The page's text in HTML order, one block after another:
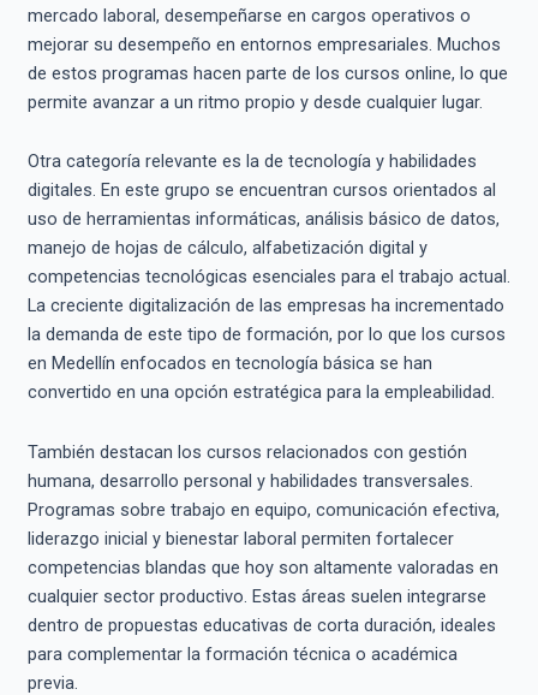
mercado laboral, desempeñarse en cargos operativos o
mejorar su desempeño en entornos empresariales. Muchos
de estos programas hacen parte de los cursos online, lo que
permite avanzar a un ritmo propio y desde cualquier lugar.
Otra categoría relevante es la de tecnología y habilidades
digitales. En este grupo se encuentran cursos orientados al
uso de herramientas informáticas, análisis básico de datos,
manejo de hojas de cálculo, alfabetización digital y
competencias tecnológicas esenciales para el trabajo actual.
La creciente digitalización de las empresas ha incrementado
la demanda de este tipo de formación, por lo que los cursos
en Medellín enfocados en tecnología básica se han
convertido en una opción estratégica para la empleabilidad.
También destacan los cursos relacionados con gestión
humana, desarrollo personal y habilidades transversales.
Programas sobre trabajo en equipo, comunicación efectiva,
liderazgo inicial y bienestar laboral permiten fortalecer
competencias blandas que hoy son altamente valoradas en
cualquier sector productivo. Estas áreas suelen integrarse
dentro de propuestas educativas de corta duración, ideales
para complementar la formación técnica o académica
previa.